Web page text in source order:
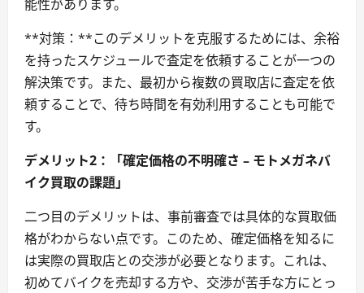
能性があります。
**対策：**このデメリットを克服するためには、余裕
を持ったスケジュールで査定を依頼することが一つの
解決策です。また、最初から複数の買取店に査定を依
頼することで、待ち時間を有効利用することも可能で
す。
デメリット2：「確定価格の不明確さ – モトメガネバ
イク買取の課題」
二つ目のデメリットは、事前審査では具体的な買取価
格がわからない点です。このため、確定価格を知るに
は実際の買取店との交渉が必要となります。これは、
初めてバイクを売却する方や、交渉が苦手な方にとっ